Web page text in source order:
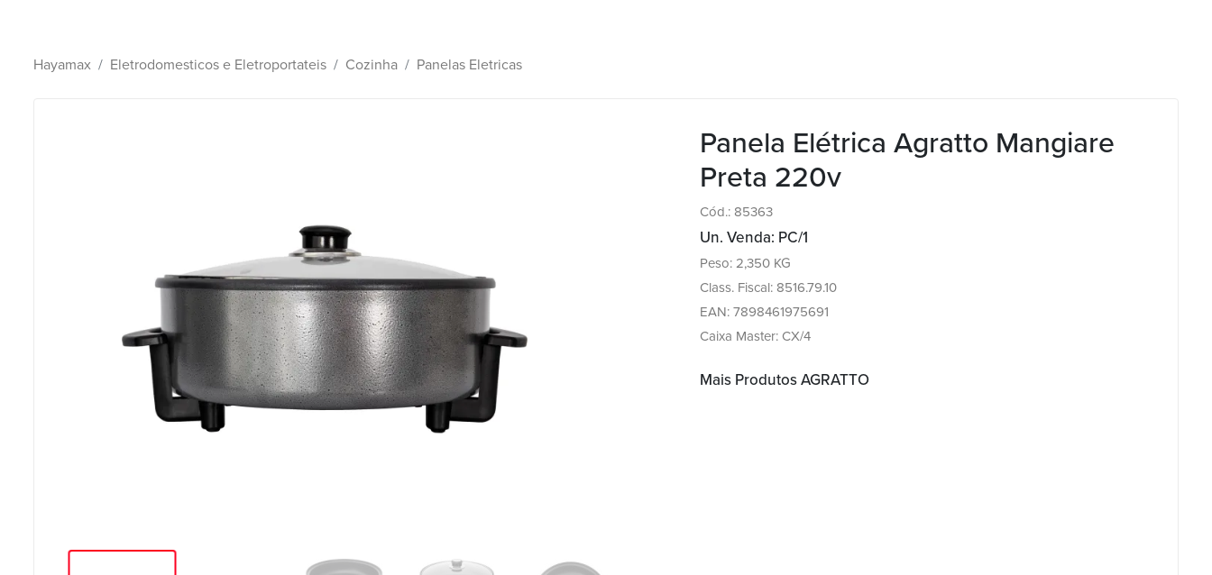
Hayamax Eletrodomesticos e Eletroportateis Cozinha Panelas Eletricas
Panela Elétrica Agratto Mangiare
Preta 220v
Cód.: 85363
Un. Venda: PC/1
Peso: 2,350 KG
Class. Fiscal: 8516.79.10
EAN: 7898461975691
Caixa Master: CX/4
Mais Produtos AGRATTO